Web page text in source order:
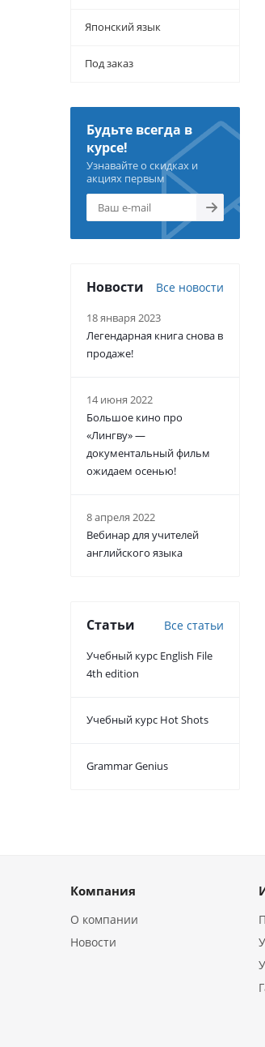
Японский язык
Под заказ
Будьте всегда в
курсе!
Узнавайте о скидках и
акциях первым
Новости Все новости
18 января 2023
Легендарная книга снова в
продаже!
14 июня 2022
Большое кино про
«Лингву» —
документальный фильм
ожидаем осенью!
8 апреля 2022
Вебинар для учителей
английского языка
Статьи Все статьи
Учебный курс English File
4th edition
Учебный курс Hot Shots
Grammar Genius
Компания
О компании
Новости